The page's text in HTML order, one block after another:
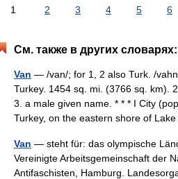
1 2 3 4 5 6
См. также в других словарях:
Van — /van/; for 1, 2 also Turk. /
Turkey. 1454 sq. mi. (3766 sq. km).
3. a male given name. * * * I City
Turkey, on the eastern shore of
Van — steht für: das olympische
Vereinigte Arbeitsgemeinschaft der
Antifaschisten, Hamburg.